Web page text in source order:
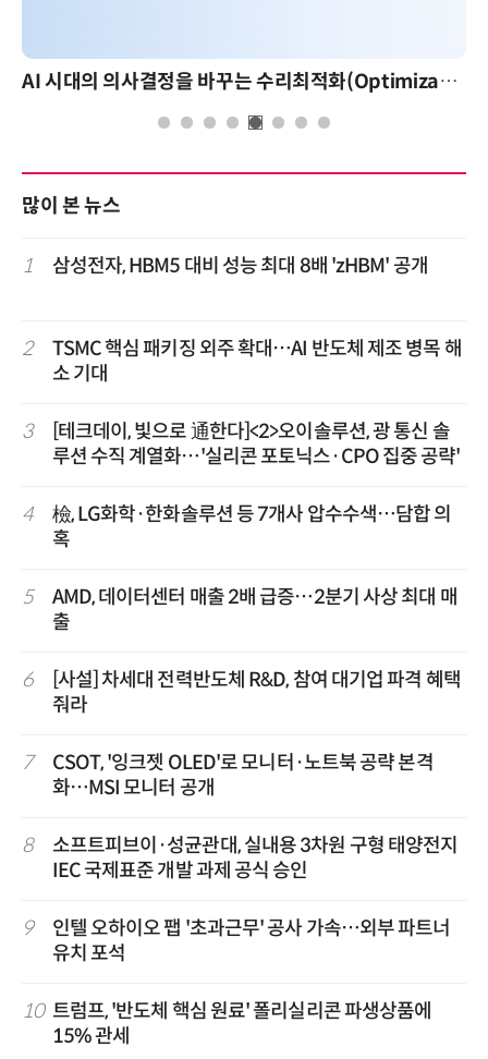
AI 시대의 의사결정을 바꾸는 수리최적화(Optimization): 실제 산업 적용 사례와 활용 전략
많이 본 뉴스
1 삼성전자, HBM5 대비 성능 최대 8배 'zHBM' 공개
2
TSMC 핵심 패키징 외주 확대…AI 반도체 제조 병목 해
소 기대
3
[테크데이, 빛으로 通한다]<2>오이솔루션, 광 통신 솔
루션 수직 계열화…'실리콘 포토닉스·CPO 집중 공략'
4
檢, LG화학·한화솔루션 등 7개사 압수수색…담합 의
혹
5
AMD, 데이터센터 매출 2배 급증…2분기 사상 최대 매
출
6
[사설] 차세대 전력반도체 R&D, 참여 대기업 파격 혜택
줘라
7
CSOT, '잉크젯 OLED'로 모니터·노트북 공략 본격
화…MSI 모니터 공개
8
소프트피브이·성균관대, 실내용 3차원 구형 태양전지
IEC 국제표준 개발 과제 공식 승인
9
인텔 오하이오 팹 '초과근무' 공사 가속…외부 파트너
유치 포석
10 트럼프, '반도체 핵심 원료' 폴리실리콘 파생상품에
15% 관세